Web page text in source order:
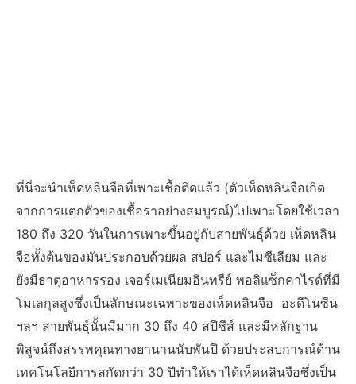
ที่นี่จะนำเห็ดหลินจือที่เพาะเชื้อติดแล้ว (ตัวเห็ดหลินจือเกิด
จากการแตกตัวของเชื้อราอย่างสมบูรณ์)ไปเพาะโดยใช้เวลา
180 ถึง 320 วันในการเพาะขึ้นอยู่กับสายพันธุ์ด้วย เห็ดหลิน
จือทั้งต้นของมันประกอบด้วยผล สปอร์ และไมซีเลียม และ
ยังมีธาตุอาหารรอง เจอร์เมเนียมอินทรีย์ พอลิแซ็กคาไรด์ที่มี
โมเลกุลสูงซึ่งเป็นลักษณะเฉพาะของเห็ดหลินจือ อะดีโนซีน
ฯลฯ สายพันธุ์นั้นมีมาก 30 ถึง 40 สปีชีส์ และมีหลักฐาน
พิสูจน์ถึงสรรพคุณทางยานานนับพันปี ด้วยประสบการณ์ด้าน
เทคโนโลยีการสกัดกว่า 30 ปีทำให้เราได้เห็ดหลินจือซึ่งเป็น